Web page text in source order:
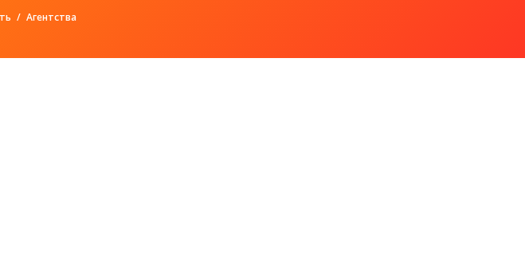
Агентства